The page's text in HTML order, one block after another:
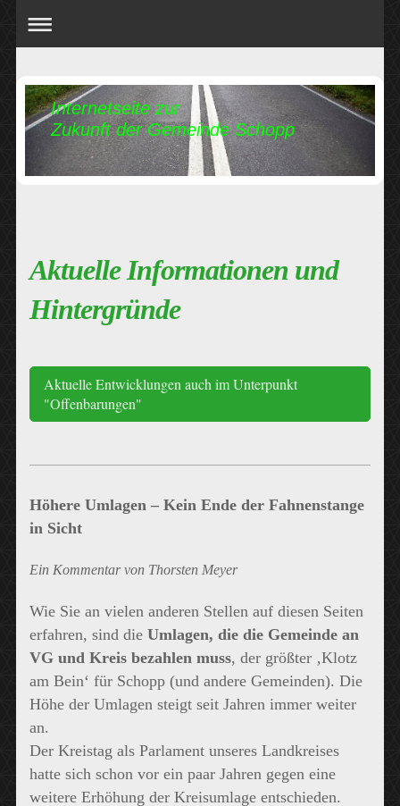
Internetseite zur
Zukunft der Gemeinde Schopp
Aktuelle Informationen und
Hintergründe
Aktuelle Entwicklungen auch im Unterpunkt
"Offenbarungen"
Höhere Umlagen – Kein Ende der Fahnenstange
in Sicht
Ein Kommentar von Thorsten Meyer
Wie Sie an vielen anderen Stellen auf diesen Seiten
erfahren, sind die Umlagen, die die Gemeinde an
VG und Kreis bezahlen muss, der größter ‚Klotz
am Bein‘ für Schopp (und andere Gemeinden). Die
Höhe der Umlagen steigt seit Jahren immer weiter
an.
Der Kreistag als Parlament unseres Landkreises
hatte sich schon vor ein paar Jahren gegen eine
weitere Erhöhung der Kreisumlage entschieden.